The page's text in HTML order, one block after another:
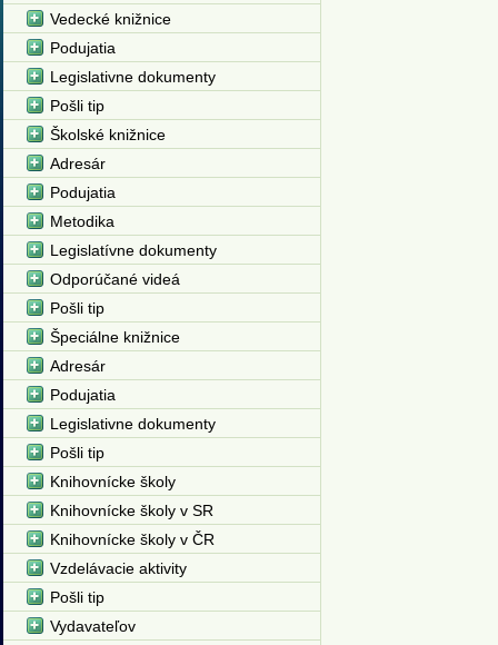
Vedecké knižnice
Podujatia
Legislativne dokumenty
Pošli tip
Školské knižnice
Adresár
Podujatia
Metodika
Legislatívne dokumenty
Odporúčané videá
Pošli tip
Špeciálne knižnice
Adresár
Podujatia
Legislativne dokumenty
Pošli tip
Knihovnícke školy
Knihovnícke školy v SR
Knihovnícke školy v ČR
Vzdelávacie aktivity
Pošli tip
Vydavateľov